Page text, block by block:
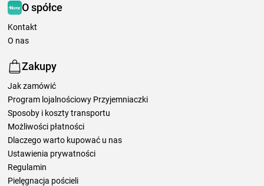
O spółce
Kontakt
O nas
Zakupy
Jak zamówić
Program lojalnościowy Przyjemniaczki
Sposoby i koszty transportu
Możliwości płatności
Dlaczego warto kupować u nas
Ustawienia prywatności
Regulamin
Pielęgnacja pościeli